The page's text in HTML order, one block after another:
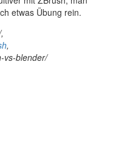
etwas Übung rein.
,
vs-blender/